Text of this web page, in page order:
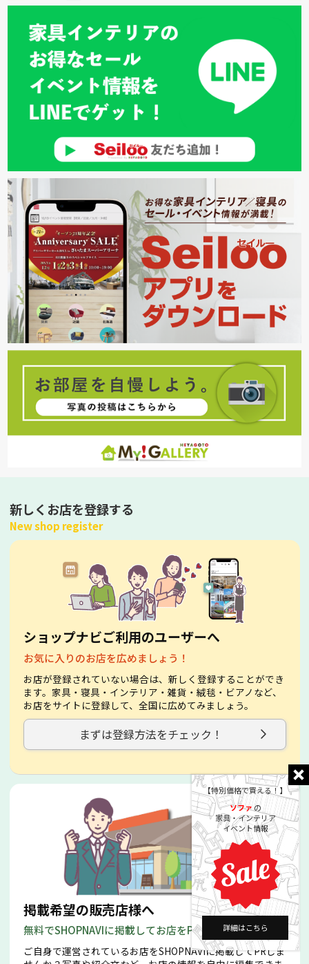
【特別価格で買える！】
ソファの
家具・インテリア
イベント情報
詳細はこちら
新しくお店を登録する
New shop register
ショップナビご利用のユーザーへ
お気に入りのお店を広めましょう！
お店が登録されていない場合は、新しく登録することができ
ます。家具・寝具・インテリア・雑貨・絨毯・ビアノなど、
お店をサイトに登録して、全国に広めてみましょう。
まずは登録方法をチェック！
掲載希望の販売店様へ
無料でSHOPNAVIに掲載してお店をPRしましょう！
ご自身で運営されているお店をSHOPNAVIに掲載してPRしま